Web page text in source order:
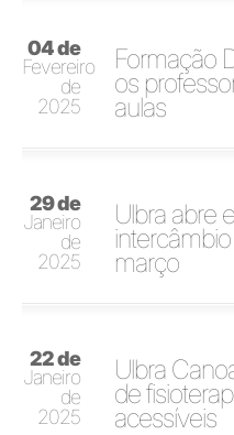
04 de
Fevereiro
de
2025
Formação
os
aulas
29 de
Janeiro
de
2025
Ulbra abre
março
22 de
Janeiro
de
2025
Ulbra
de
acessíveis